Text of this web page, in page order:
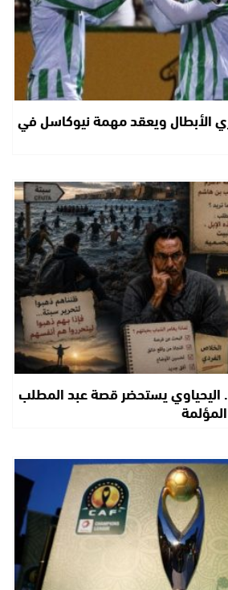
الأبطال ويعقد مهمة نيوكاسل في
اليحياوي يستحضر قصة عبد المطلب